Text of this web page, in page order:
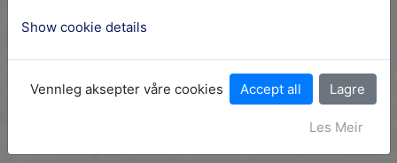
Show cookie details
Vennleg aksepter våre cookies
Les Meir